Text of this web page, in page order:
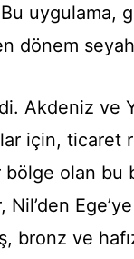
Bu
dönem
Akdeniz ve
için, ticaret
bölge olan
bronz ve